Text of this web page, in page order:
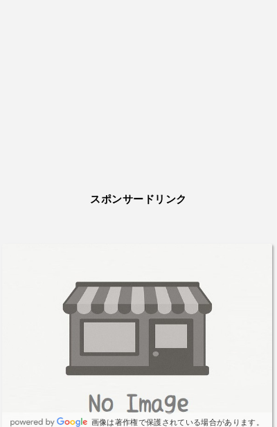
スポンサードリンク
画像は著作権で保護されている場合があります。